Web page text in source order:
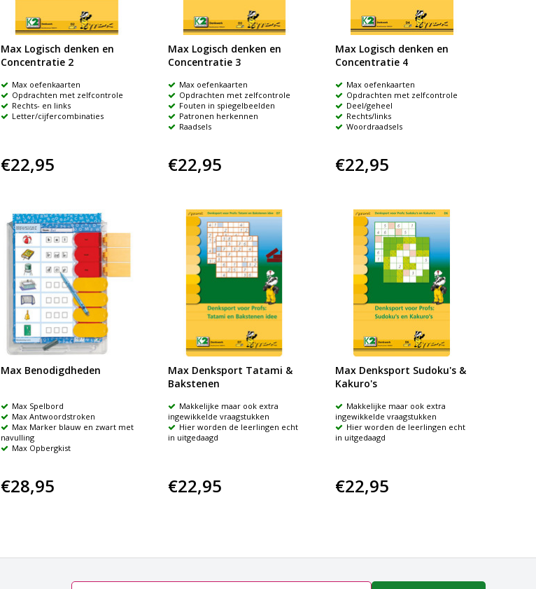
Max Logisch denken en
Concentratie 2
Max oefenkaarten
Opdrachten met zelfcontrole
Rechts- en links
Letter/cijfercombinaties
€22,95
Max Logisch denken en
Concentratie 3
Max oefenkaarten
Opdrachten met zelfcontrole
Fouten in spiegelbeelden
Patronen herkennen
Raadsels
€22,95
Max Logisch denken en
Concentratie 4
Max oefenkaarten
Opdrachten met zelfcontrole
Deel/geheel
Rechts/links
Woordraadsels
€22,95
Max Benodigdheden
Max Spelbord
Max Antwoordstroken
Max Marker blauw en zwart met
navulling
Max Opbergkist
€28,95
Max Denksport Tatami &
Bakstenen
Makkelijke maar ook extra
ingewikkelde vraagstukken
Hier worden de leerlingen echt
in uitgedaagd
€22,95
Max Denksport Sudoku's &
Kakuro's
Makkelijke maar ook extra
ingewikkelde vraagstukken
Hier worden de leerlingen echt
in uitgedaagd
€22,95